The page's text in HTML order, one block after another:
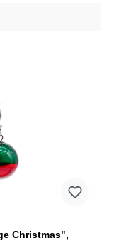
Christmas",